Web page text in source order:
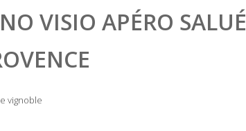
VISIO APÉRO SALUÉ
vignoble